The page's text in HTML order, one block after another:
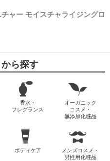
ャー モイスチャライジングロ
ら探す
香水・
フレグランス
オーガニック
コスメ・
無添加化粧品
ボディケア
メンズコスメ・
男性用化粧品